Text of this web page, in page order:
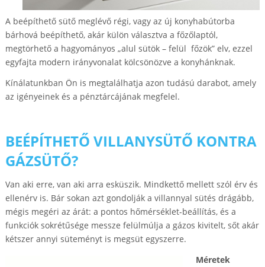
A beépíthető sütő meglévő régi, vagy az új konyhabútorba
bárhová beépíthető, akár külön választva a főzőlaptól,
megtörhető a hagyományos „alul sütök – felül főzök” elv, ezzel
egyfajta modern irányvonalat kölcsönözve a konyhánknak.
Kínálatunkban Ön is megtalálhatja azon tudású darabot, amely
az igényeinek és a pénztárcájának megfelel.
BEÉPÍTHETŐ VILLANYSÜTŐ KONTRA
GÁZSÜTŐ?
Van aki erre, van aki arra esküszik. Mindkettő mellett szól érv és
ellenérv is. Bár sokan azt gondolják a villannyal sütés drágább,
mégis megéri az árát: a pontos hőmérséklet-beállítás, és a
funkciók sokrétűsége messze felülmúlja a gázos kivitelt, sőt akár
kétszer annyi süteményt is megsüt egyszerre.
Méretek